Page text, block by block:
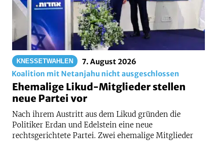
KNESSETWAHLEN
7. August 2026
Koalition mit Netanjahu nicht ausgeschlossen
Ehemalige Likud-Mitglieder stellen
neue Partei vor
Nach ihrem Austritt aus dem Likud gründen die
Politiker Erdan und Edelstein eine neue
rechtsgerichtete Partei. Zwei ehemalige Mitglieder